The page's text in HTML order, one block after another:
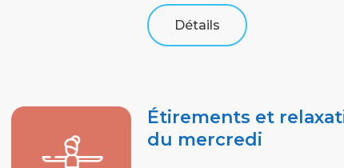
Détails
Étirements et
du mercredi